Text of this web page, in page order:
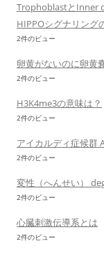
TrophoblastとInner
HIPPOシグナリング
2件のビュー
卵黄がないのに卵黄
2件のビュー
H3K4me3の意味は？
2件のビュー
アイカルディ症候群
2件のビュー
変性（へんせい）
2件のビュー
心臓刺激伝導系とは
2件のビュー